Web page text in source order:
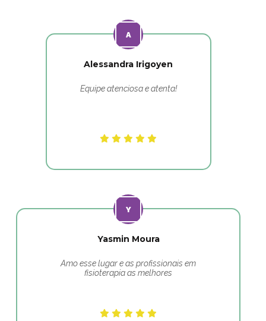
Alessandra Irigoyen
Equipe atenciosa e atenta!
Yasmin Moura
Amo esse lugar e as profissionais em
fisioterapia as melhores